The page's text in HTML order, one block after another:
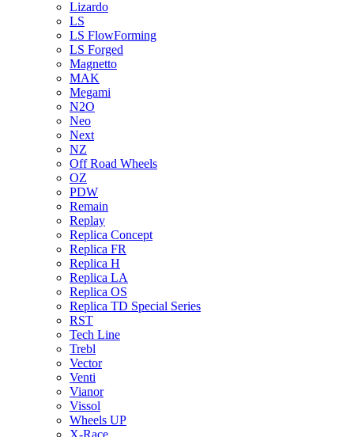
Lizardo
LS
LS FlowForming
LS Forged
Magnetto
MAK
Megami
N2O
Neo
Next
NZ
Off Road Wheels
OZ
PDW
Remain
Replay
Replica Concept
Replica FR
Replica H
Replica LA
Replica OS
Replica TD Special Series
RST
Tech Line
Trebl
Vector
Venti
Vianor
Vissol
Wheels UP
X-Race